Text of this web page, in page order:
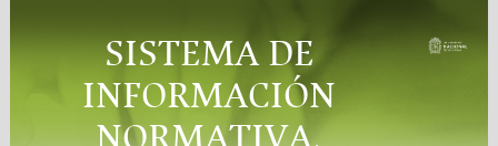
SISTEMA DE
INFORMACIÓN